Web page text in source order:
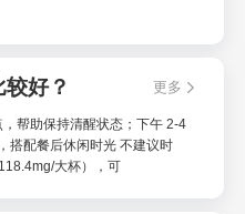
好？ 更多
帮助保持清醒状态；下午 2-4
搭配餐后休闲时光 不建议时
大杯），可